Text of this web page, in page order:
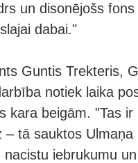
un disonējošs
dabai."
Guntis Trekteris,
notiek laika
kara beigām. "Tas
tā sauktos Ulmaņa
iebrukumu